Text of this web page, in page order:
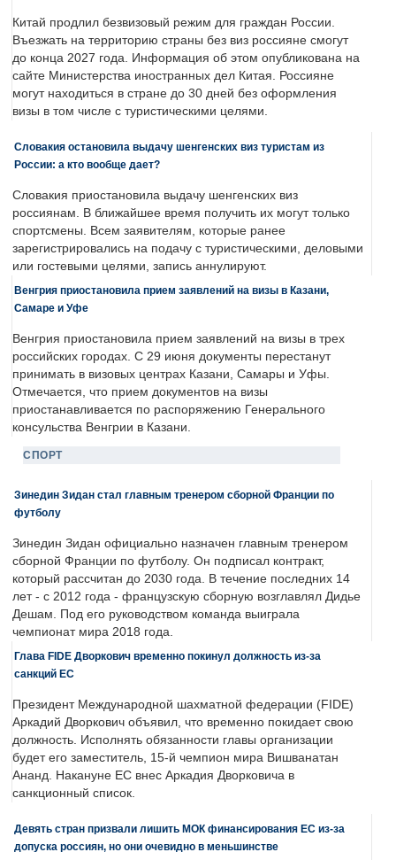
Китай продлил безвизовый режим для граждан России.
Въезжать на территорию страны без виз россияне смогут
до конца 2027 года. Информация об этом опубликована на
сайте Министерства иностранных дел Китая. Россияне
могут находиться в стране до 30 дней без оформления
визы в том числе с туристическими целями.
Словакия остановила выдачу шенгенских виз туристам из
России: а кто вообще дает?
Словакия приостановила выдачу шенгенских виз
россиянам. В ближайшее время получить их могут только
спортсмены. Всем заявителям, которые ранее
зарегистрировались на подачу с туристическими, деловыми
или гостевыми целями, запись аннулируют.
Венгрия приостановила прием заявлений на визы в Казани,
Самаре и Уфе
Венгрия приостановила прием заявлений на визы в трех
российских городах. С 29 июня документы перестанут
принимать в визовых центрах Казани, Самары и Уфы.
Отмечается, что прием документов на визы
приостанавливается по распоряжению Генерального
консульства Венгрии в Казани.
СПОРТ
Зинедин Зидан стал главным тренером сборной Франции по
футболу
Зинедин Зидан официально назначен главным тренером
сборной Франции по футболу. Он подписал контракт,
который рассчитан до 2030 года. В течение последних 14
лет - с 2012 года - французскую сборную возглавлял Дидье
Дешам. Под его руководством команда выиграла
чемпионат мира 2018 года.
Глава FIDE Дворкович временно покинул должность из-за
санкций ЕС
Президент Международной шахматной федерации (FIDE)
Аркадий Дворкович объявил, что временно покидает свою
должность. Исполнять обязанности главы организации
будет его заместитель, 15-й чемпион мира Вишванатан
Ананд. Накануне ЕС внес Аркадия Дворковича в
санкционный список.
Девять стран призвали лишить МОК финансирования ЕС из-за
допуска россиян, но они очевидно в меньшинстве